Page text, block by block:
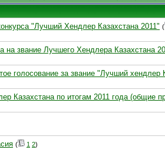
"Лучший Хендлер Казахстана 2011" (
на звание Лучшего Хендлера Казахстана
голосование за звание "Лучший хендлер
Казахстана по итогам 2011 года (общие
( 1 2)